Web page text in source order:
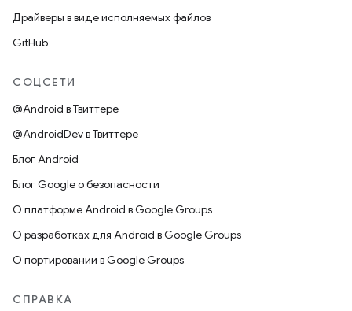
Драйверы в виде исполняемых файлов
GitHub
СОЦСЕТИ
@Android в Твиттере
@AndroidDev в Твиттере
Блог Android
Блог Google о безопасности
О платформе Android в Google Groups
О разработках для Android в Google Groups
О портировании в Google Groups
СПРАВКА